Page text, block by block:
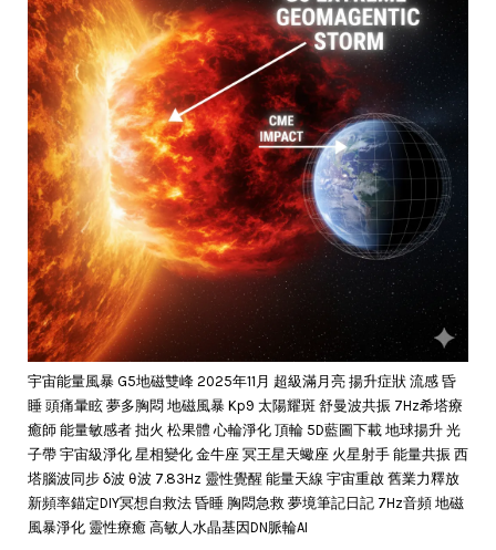
宇宙能量風暴 G5地磁雙峰 2025年11月 超級滿月亮 揚升症狀 流感 昏
睡 頭痛暈眩 夢多胸悶 地磁風暴 Kp9 太陽耀斑 舒曼波共振 7Hz希塔療
癒師 能量敏感者 拙火 松果體 心輪淨化 頂輪 5D藍圖下載 地球揚升 光
子帶 宇宙級淨化 星相變化 金牛座 冥王星天蠍座 火星射手 能量共振 西
塔腦波同步 δ波 θ波 7.83Hz 靈性覺醒 能量天線 宇宙重啟 舊業力釋放
新頻率錨定DIY冥想自救法 昏睡 胸悶急救 夢境筆記日記 7Hz音頻 地磁
風暴淨化 靈性療癒 高敏人水晶基因DN脈輪AI